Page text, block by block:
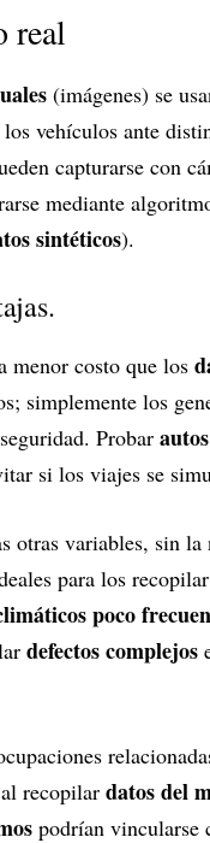
real
(imágenes) se
vehículos ante
capturarse con
mediante
sintéticos).
menor costo que los
simplemente los
Probar
si los viajes se
otras variables, sin la
para los
poco
defectos complejos
recopilar datos del
podrían vincularse